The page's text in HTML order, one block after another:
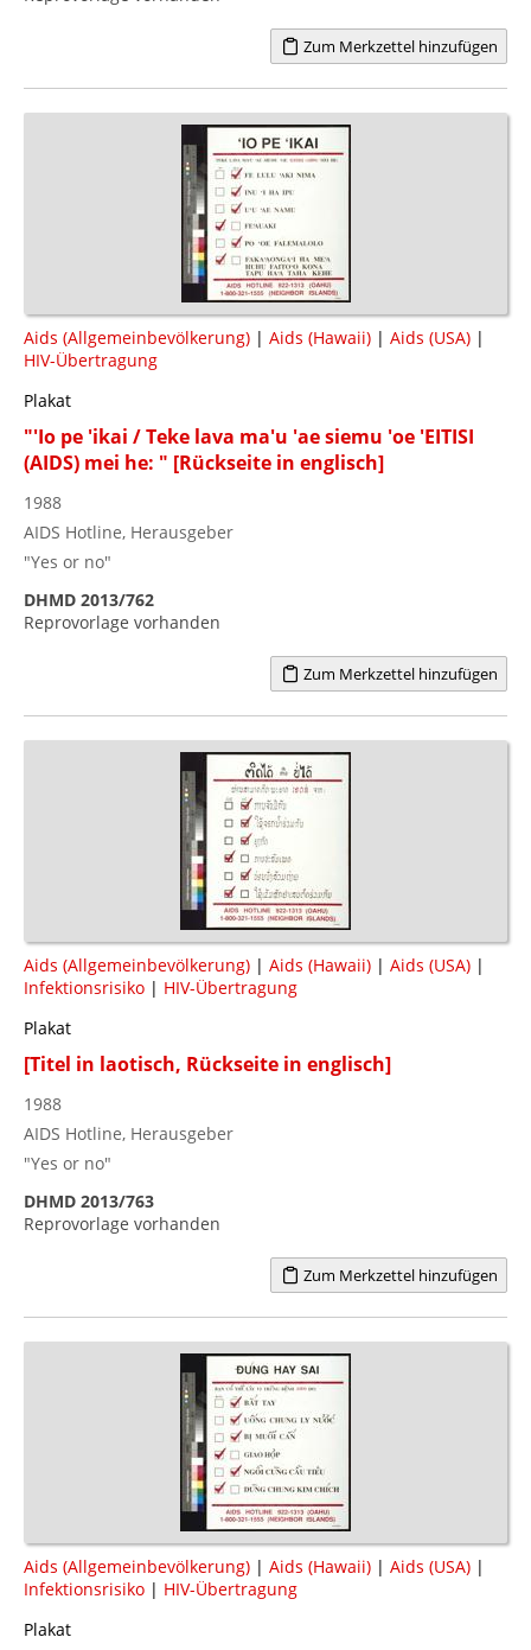
Zum Merkzettel hinzufügen
Aids (Allgemeinbevölkerung) | Aids (Hawaii) | Aids (USA) |
HIV-Übertragung
Plakat
"'Io pe 'ikai / Teke lava ma'u 'ae siemu 'oe 'EITISI
(AIDS) mei he: " [Rückseite in englisch]
1988
AIDS Hotline, Herausgeber
"Yes or no"
DHMD 2013/762
Reprovorlage vorhanden
Zum Merkzettel hinzufügen
Aids (Allgemeinbevölkerung) | Aids (Hawaii) | Aids (USA) |
Infektionsrisiko | HIV-Übertragung
Plakat
[Titel in laotisch, Rückseite in englisch]
1988
AIDS Hotline, Herausgeber
"Yes or no"
DHMD 2013/763
Reprovorlage vorhanden
Zum Merkzettel hinzufügen
Aids (Allgemeinbevölkerung) | Aids (Hawaii) | Aids (USA) |
Infektionsrisiko | HIV-Übertragung
Plakat